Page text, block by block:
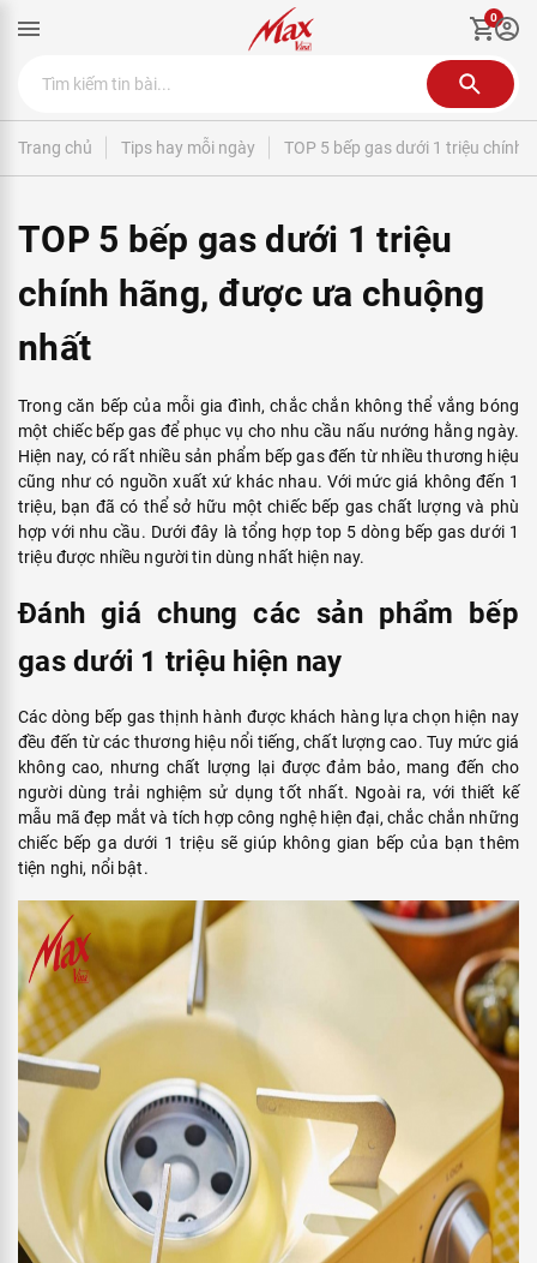
0
Trang chủ Tips hay mỗi ngày TOP 5 bếp gas dưới 1 triệu
TOP 5 bếp gas dưới 1 triệu
chính hãng, được ưa chuộng
nhất
Trong căn bếp của mỗi gia đình, chắc chắn không thể vắng bóng
một chiếc bếp gas để phục vụ cho nhu cầu nấu nướng hằng ngày.
Hiện nay, có rất nhiều sản phẩm bếp gas đến từ nhiều thương hiệu
cũng như có nguồn xuất xứ khác nhau. Với mức giá không đến 1
triệu, bạn đã có thể sở hữu một chiếc bếp gas chất lượng và phù
hợp với nhu cầu. Dưới đây là tổng hợp top 5 dòng bếp gas dưới 1
triệu được nhiều người tin dùng nhất hiện nay.
Đánh giá chung các sản phẩm bếp
gas dưới 1 triệu hiện nay
Các dòng bếp gas thịnh hành được khách hàng lựa chọn hiện nay
đều đến từ các thương hiệu nổi tiếng, chất lượng cao. Tuy mức giá
không cao, nhưng chất lượng lại được đảm bảo, mang đến cho
người dùng trải nghiệm sử dụng tốt nhất. Ngoài ra, với thiết kế
mẫu mã đẹp mắt và tích hợp công nghệ hiện đại, chắc chắn những
chiếc bếp ga dưới 1 triệu sẽ giúp không gian bếp của bạn thêm
tiện nghi, nổi bật.